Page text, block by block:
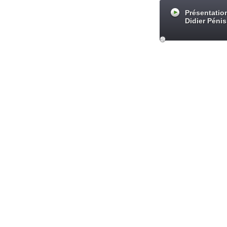
Didier